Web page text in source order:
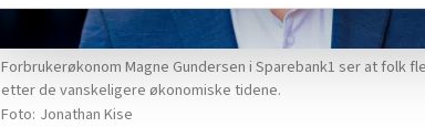
annonsering. Disse er angitt i oversikten lengre ned
Forbrukerøkonom Magne Gundersen i Sparebank1 ser at folk
etter de vanskeligere økonomiske tidene.
Jonathan Kise